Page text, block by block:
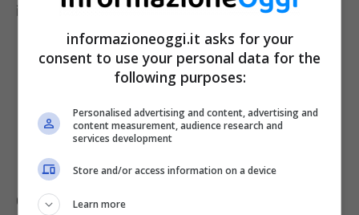
influire sono diversi fattori. Ossia:
l’età di uscita;
gli anni di contributi versati prima del
1996, ossia nel sistema retributivo;
il tipo di carriera e di stipendio.
Ovviamente l’assegno sarà più alto per chi va
informazioneoggi.it asks for your
consent to use your personal data for the
following purposes:
Personalised advertising and content, advertising and
content measurement, audience research and
services development
Store and/or access information on a device
Learn more